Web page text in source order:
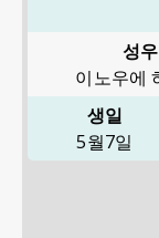
성우
이노우에
생일
5월7일